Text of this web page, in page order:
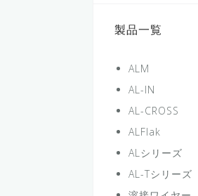
製品一覧
ALM
AL-IN
AL-CROSS
ALFlak
ALシリーズ
AL-Tシリーズ